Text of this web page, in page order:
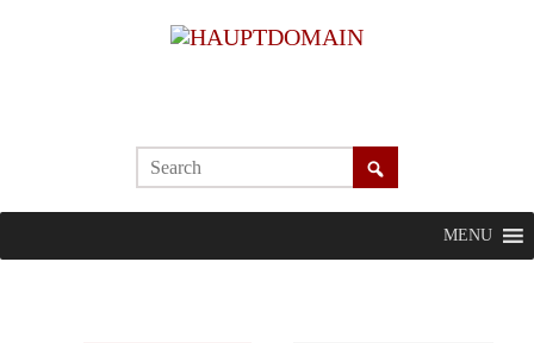
MENU